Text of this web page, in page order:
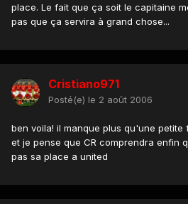
place. Le fait que ça soit le capitaine
pas que ça servira à grand chose...
Cristiano971
Posté(e) le 2 août 2006
ben voila! il manque plus qu'une
et je pense que CR comprendra enfin
pas sa place a united